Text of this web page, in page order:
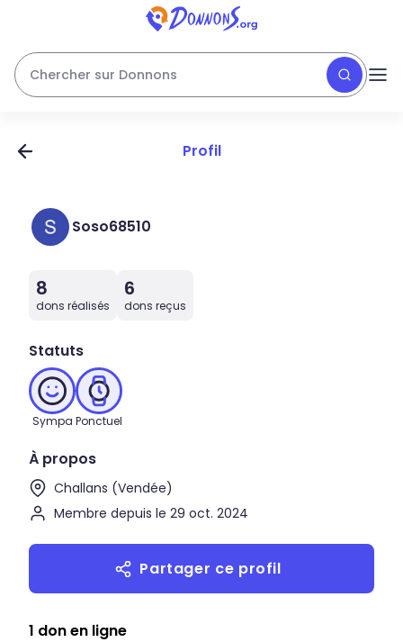
Chercher sur Donnons
Profil
Soso68510
8
dons réalisés
6
dons reçus
Statuts
Sympa Ponctuel
À propos
Challans (Vendée)
Membre depuis le 29 oct. 2024
Partager ce profil
1 don en ligne